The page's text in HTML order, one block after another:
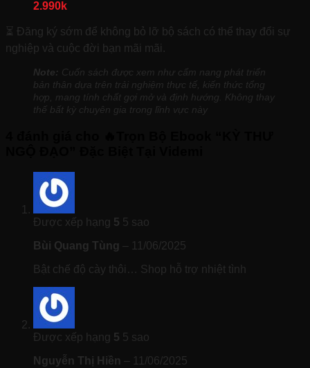
2.990k
⏳ Đăng ký sớm để không bỏ lỡ bộ sách có thể thay đổi sự
nghiệp và cuộc đời bạn mãi mãi.
Note: Cuốn sách được xem như cẩm nang phát triển
bản thân dựa trên trải nghiệm thực tế, kiến thức tổng
hợp, mang tính chất gợi mở và định hướng. Không thay
thế bất kỳ chuyên gia trong lĩnh vực này
Được xếp hạng 5 5 sao
Bùi Quang Tùng – 11/06/2025
Bật chế độ cày thôi… Shop hỗ trợ nhiệt tình
Được xếp hạng 5 5 sao
Nguyễn Thị Hiền – 11/06/2025